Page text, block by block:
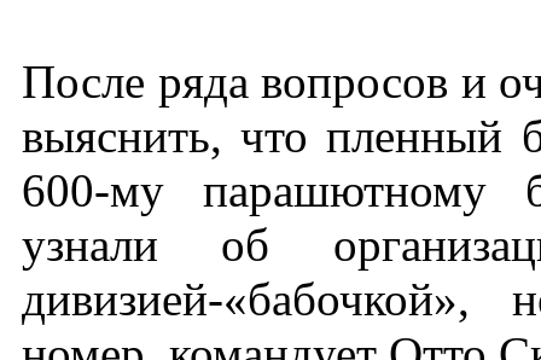
После ряда вопросов и
выяснить, что пленный
600-му парашютному
узнали об
дивизией-